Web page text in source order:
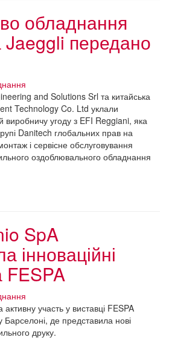
обладнання
Jaeggli передано
and Solutions Srl та китайська
Technology Co. Ltd уклали
й виробничу угоду з EFI Reggiani, яка
Danitech глобальних прав на
і сервісне обслуговування
оздоблювального обладнання
SpA
інноваційні
FESPA
участь у виставці FESPA
де представила нові
друку.